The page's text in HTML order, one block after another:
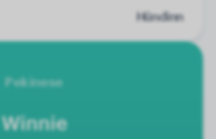
Hündinn
Pekinese
Winnie